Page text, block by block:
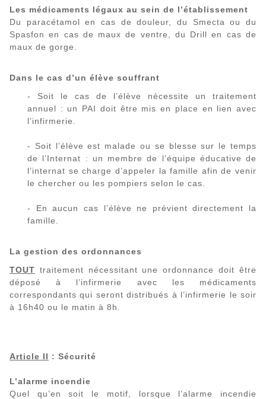
Les médicaments légaux au sein de l’établissement
Du paracétamol en cas de douleur, du Smecta ou du
Spasfon en cas de maux de ventre, du Drill en cas de
maux de gorge.
Dans le cas d’un élève souffrant
- Soit le cas de l’élève nécessite un traitement
annuel : un PAI doit être mis en place en lien avec
l’infirmerie.
- Soit l’élève est malade ou se blesse sur le temps
de l’Internat : un membre de l’équipe éducative de
l’internat se charge d’appeler la famille afin de venir
le chercher ou les pompiers selon le cas.
- En aucun cas l’élève ne prévient directement la
famille.
La gestion des ordonnances
TOUT traitement nécessitant une ordonnance doit être
déposé à l’infirmerie avec les médicaments
correspondants qui seront distribués à l’infirmerie le soir
à 16h40 ou le matin à 8h.
Article II : Sécurité
L’alarme incendie
Quel qu’en soit le motif, lorsque l’alarme incendie